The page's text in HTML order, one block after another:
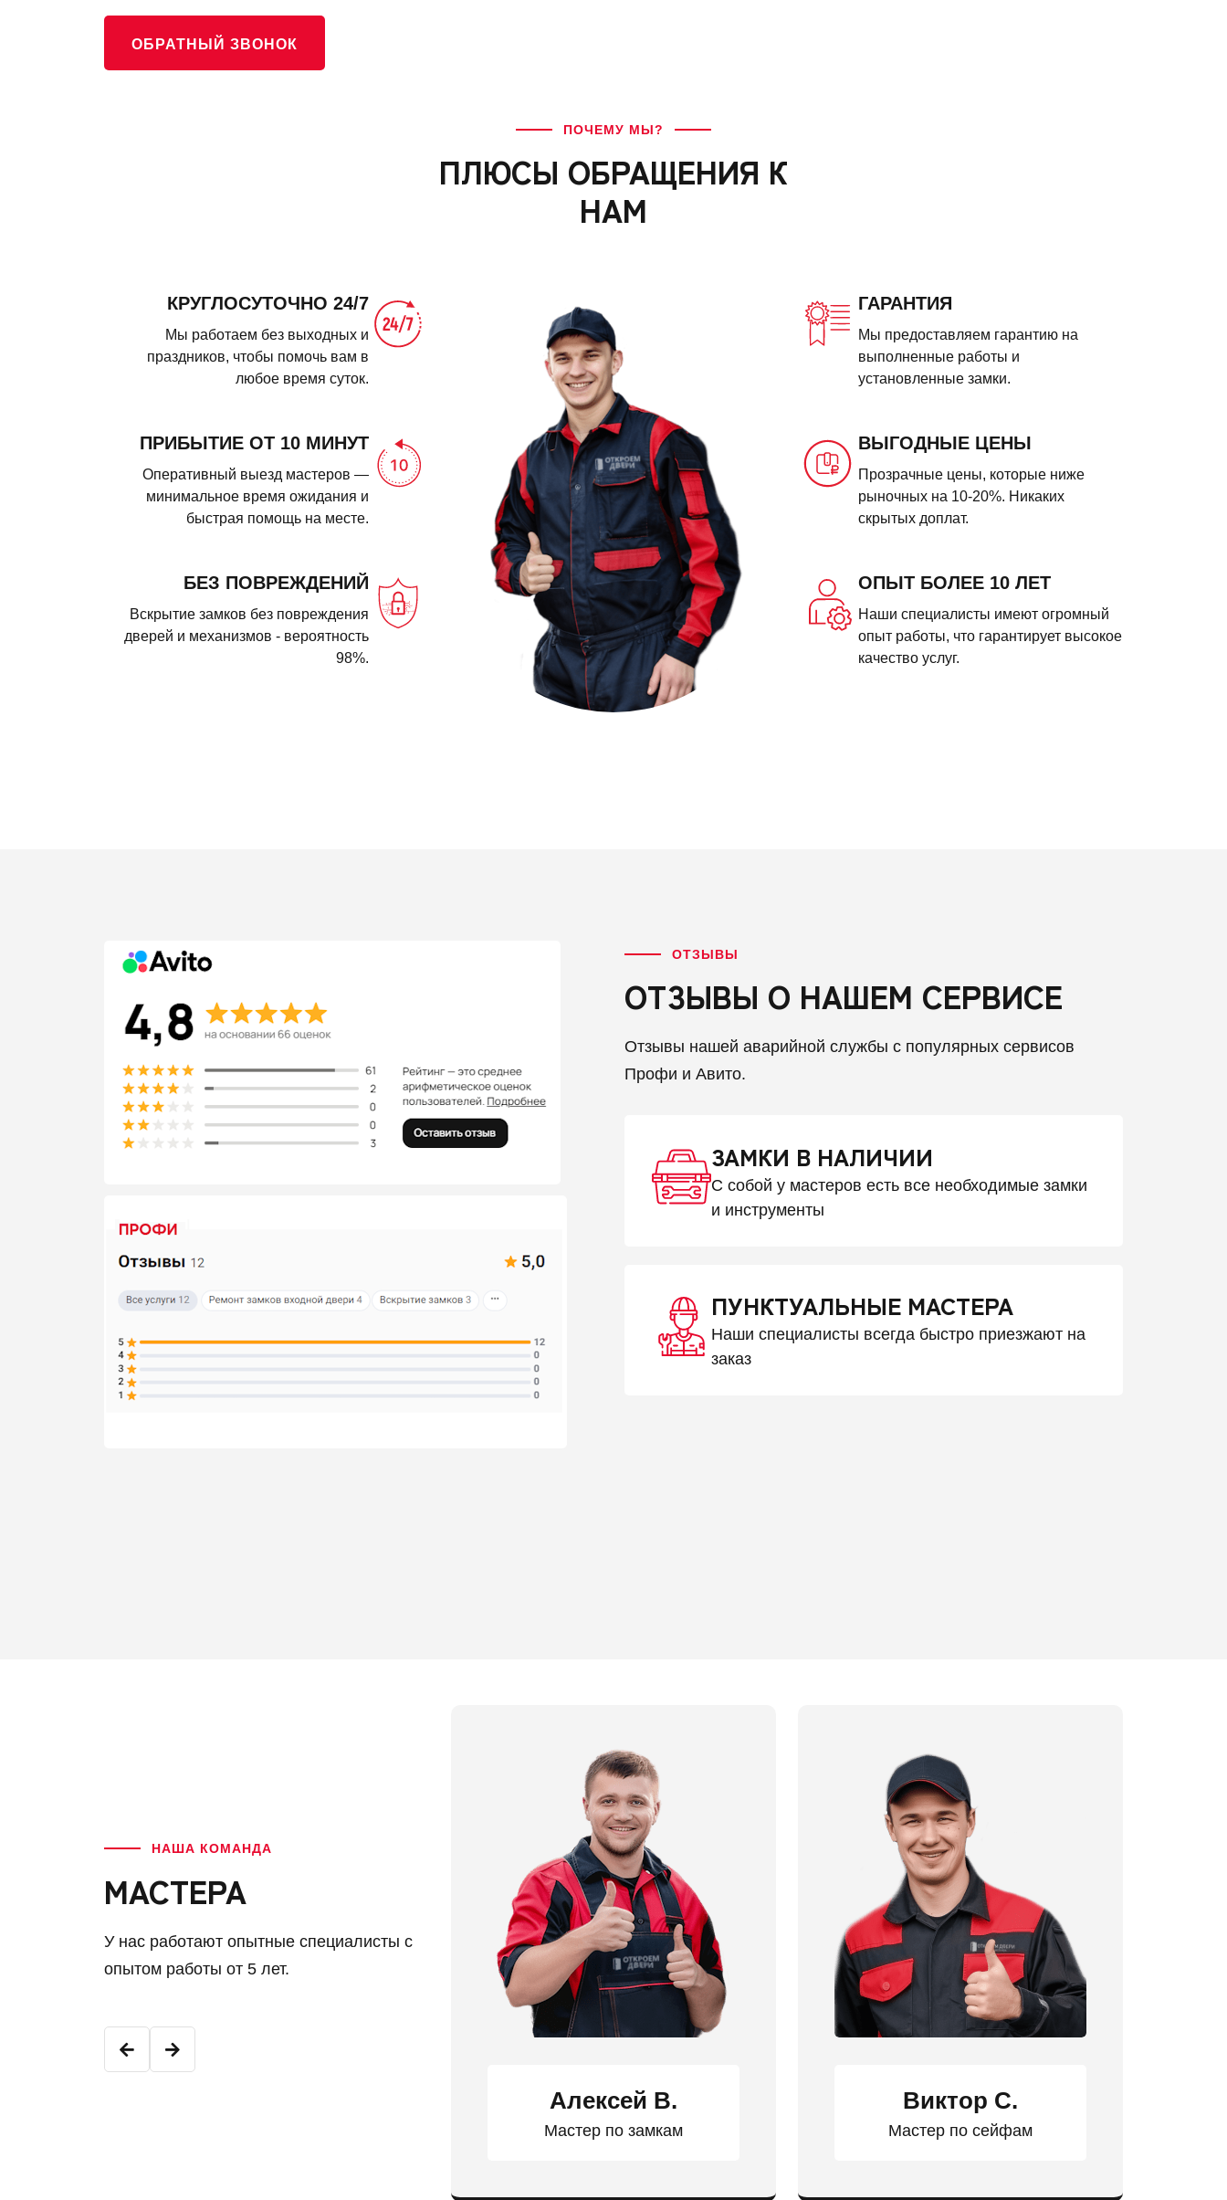
ОБРАТНЫЙ ЗВОНОК
ПОЧЕМУ МЫ?
ПЛЮСЫ ОБРАЩЕНИЯ К
НАМ
КРУГЛОСУТОЧНО 24/7
Мы работаем без выходных и
праздников, чтобы помочь вам в
любое время суток.
ПРИБЫТИЕ ОТ 10 МИНУТ
Оперативный выезд мастеров —
минимальное время ожидания и
быстрая помощь на месте.
БЕЗ ПОВРЕЖДЕНИЙ
Вскрытие замков без повреждения
дверей и механизмов - вероятность
98%.
ГАРАНТИЯ
Мы предоставляем гарантию на
выполненные работы и
установленные замки.
ВЫГОДНЫЕ ЦЕНЫ
Прозрачные цены, которые ниже
рыночных на 10-20%. Никаких
скрытых доплат.
ОПЫТ БОЛЕЕ 10 ЛЕТ
Наши специалисты имеют огромный
опыт работы, что гарантирует высокое
качество услуг.
ОТЗЫВЫ
ОТЗЫВЫ О НАШЕМ СЕРВИСЕ
Отзывы нашей аварийной службы с популярных сервисов
Профи и Авито.
ЗАМКИ В НАЛИЧИИ
С собой у мастеров есть все необходимые замки
и инструменты
ПУНКТУАЛЬНЫЕ МАСТЕРА
Наши специалисты всегда быстро приезжают на
заказ
НАША КОМАНДА
МАСТЕРА
У нас работают опытные специалисты с
опытом работы от 5 лет.
Алексей В.
Мастер по замкам
Виктор С.
Мастер по сейфам